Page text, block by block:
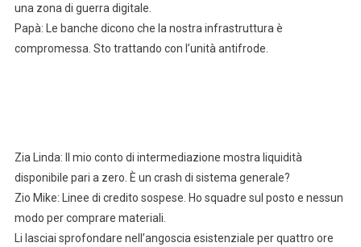
una zona di guerra digitale.
Papà: Le banche dicono che la nostra infrastruttura è
compromessa. Sto trattando con l’unità antifrode.
Zia Linda: Il mio conto di intermediazione mostra liquidità
disponibile pari a zero. È un crash di sistema generale?
Zio Mike: Linee di credito sospese. Ho squadre sul posto e nessun
modo per comprare materiali.
Li lasciai sprofondare nell’angoscia esistenziale per quattro ore